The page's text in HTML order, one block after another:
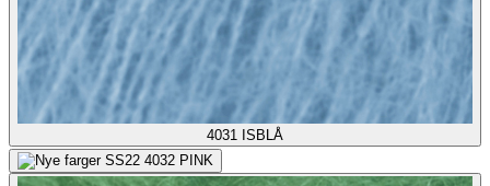
4031 ISBLÅ
4032 PINK